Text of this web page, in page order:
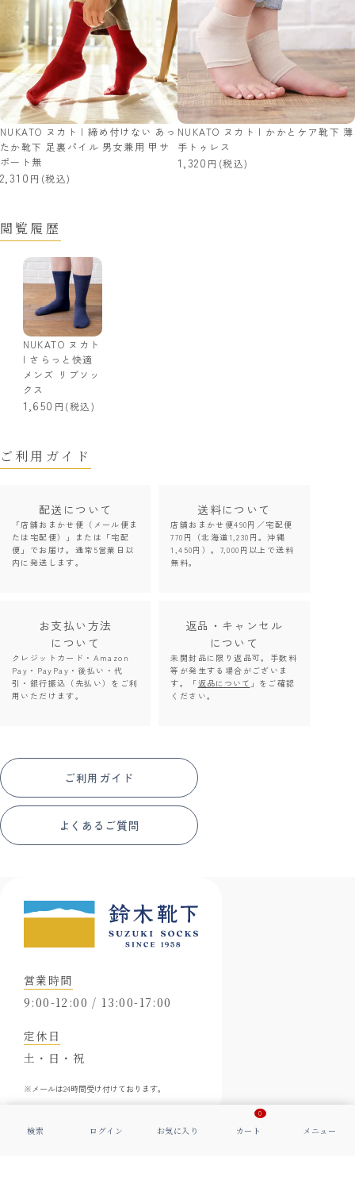
NUKATO ヌカト | 締め付けない あっ
たか靴下 足裏パイル 男女兼用 甲サ
ポート無
2,310 (税込)
NUKATO ヌカト | かかとケア靴下 薄
手トゥレス
1,320 (税込)
閲覧履歴
NUKATO ヌカト
| さらっと快適
メンズ リブソッ
クス
1,650 (税込)
0
ご利用ガイド
配送について
「店舗おまかせ便（メール便ま
たは宅配便）」または「宅配
便」でお届け。通常5営業日以
内に発送します。
送料について
店舗おまかせ便490円／宅配便
770円（北海道1,230円。沖縄
1,450円）。7,000円以上で送料
無料。
お支払い方法
について
クレジットカード・Amazon
Pay・PayPay・後払い・代
引・銀行振込（先払い）をご利
用いただけます。
返品・キャンセル
について
未開封品に限り返品可。手数料
等が発生する場合がございま
す。「返品について 」をご確認
ください。
ご利用ガイド
よくあるご質問
営業時間
9:00-12:00 / 13:00-17:00
定休日
土・日・祝
※メールは24時間受け付けております。
特定商取引に基づく表示プライバシーポリシー